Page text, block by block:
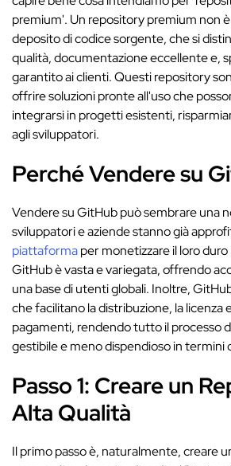
premium'. Un repository premium non
deposito di codice sorgente, che si
qualità, documentazione eccellente e,
garantito ai clienti. Questi repository
offrire soluzioni pronte all'uso che
integrarsi in progetti esistenti,
agli sviluppatori.
Perché Vendere su
Vendere su GitHub può sembrare una
sviluppatori e aziende stanno già
piattaformaper monetizzare il loro
GitHub è vasta e variegata, offrendo
una base di utenti globali. Inoltre,
che facilitano la distribuzione, la licenza
pagamenti, rendendo tutto il processo
gestibile e meno dispendioso in termini
Passo 1: Creare un
Alta Qualità
Il primo passo è, naturalmente, creare